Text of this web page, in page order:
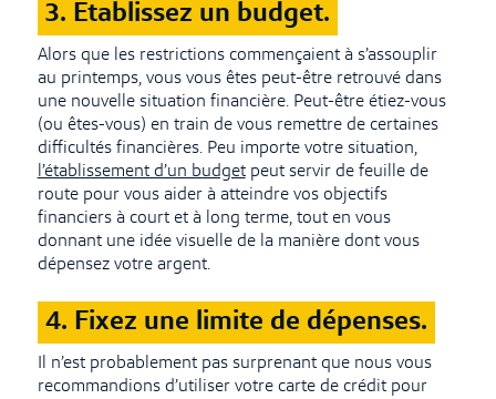
3. Établissez un budget.
Alors que les restrictions commençaient à s’assouplir
au printemps, vous vous êtes peut-être retrouvé dans
une nouvelle situation financière. Peut-être étiez-vous
(ou êtes-vous) en train de vous remettre de certaines
difficultés financières. Peu importe votre situation,
l’établissement d’un budgetpeut servir de feuille de
route pour vous aider à atteindre vos objectifs
financiers à court et à long terme, tout en vous
donnant une idée visuelle de la manière dont vous
dépensez votre argent.
4. Fixez une limite de dépenses.
Il n’est probablement pas surprenant que nous vous
recommandions d’utiliser votre carte de crédit pour